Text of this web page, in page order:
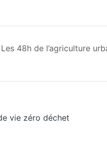
48h de l’agriculture
vie zéro déchet